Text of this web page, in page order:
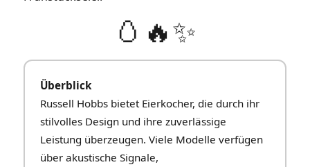
🥚🔥✨
Überblick
Russell Hobbs bietet Eierkocher, die durch ihr
stilvolles Design und ihre zuverlässige
Leistung überzeugen. Viele Modelle verfügen
über akustische Signale,